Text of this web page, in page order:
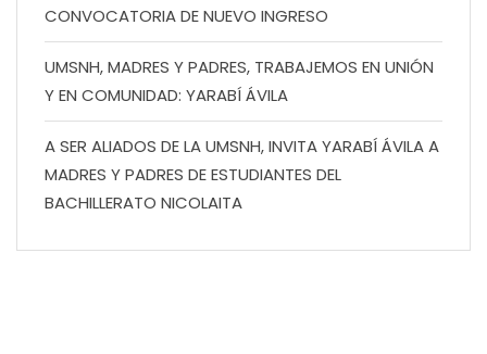
CONVOCATORIA DE NUEVO INGRESO
UMSNH, MADRES Y PADRES, TRABAJEMOS EN UNIÓN
Y EN COMUNIDAD: YARABÍ ÁVILA
A SER ALIADOS DE LA UMSNH, INVITA YARABÍ ÁVILA A
MADRES Y PADRES DE ESTUDIANTES DEL
BACHILLERATO NICOLAITA